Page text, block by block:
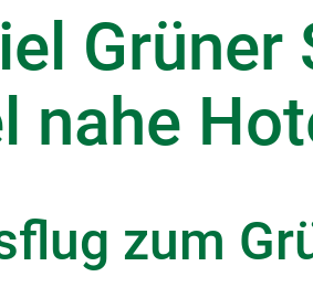
Grüner
nahe
zum